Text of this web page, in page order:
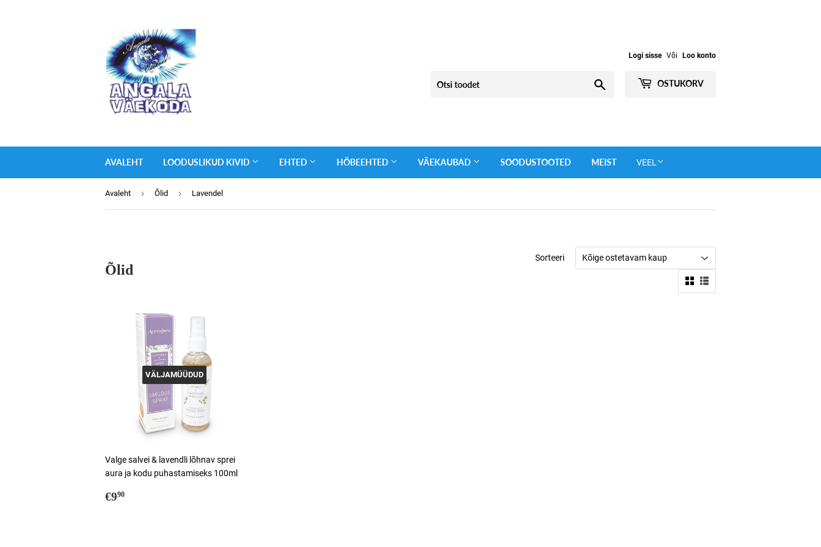
Logi sisse Või Loo konto
OSTUKORV
AVALEHT LOODUSLIKUD KIVID EHTED HÕBEEHTED VÄEKAUBAD SOODUSTOOTED MEIST VEEL
Avaleht › Õlid › Lavendel
Õlid
Sorteeri
VÄLJAMÜÜDUD
Valge salvei & lavendli lõhnav sprei
aura ja kodu puhastamiseks 100ml
Tavahind
€990